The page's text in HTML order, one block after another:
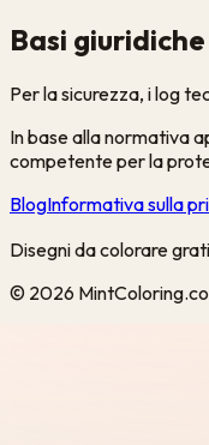
Basi
Per la sicurezza, i log
In base alla normativa
competente per la
BlogInformativa sulla
Disegni da colorare
© 2026